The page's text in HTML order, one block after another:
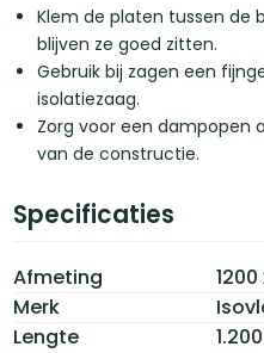
Klem de platen tussen de
blijven ze goed zitten.
Gebruik bij zagen een
isolatiezaag.
Zorg voor een dampopen
van de constructie.
Specificaties
Afmeting
Merk
Lengte